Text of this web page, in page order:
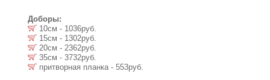
Доборы:
10см - 1036руб.
15см - 1302руб.
20см - 2362руб.
35см - 3732руб.
притворная планка - 553руб.